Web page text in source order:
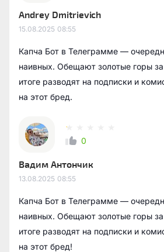
Andrey Dmitrievich
15.08.2025 08:55
Капча Бот в Телеграмме —
наивных. Обещают золотые горы
итоге разводят на подписки и
на этот бред.
0
Вадим Антончик
13.08.2025 08:55
Капча Бот в Телеграмме —
наивных. Обещают золотые горы
итоге разводят на подписки и
на этот бред!